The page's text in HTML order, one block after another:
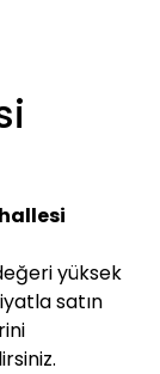
yüksek
satın